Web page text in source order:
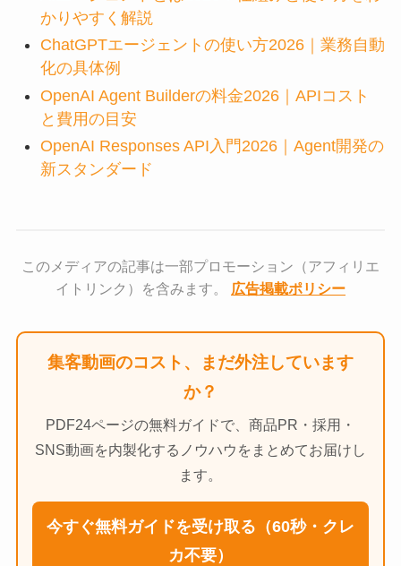
かりやすく解説
ChatGPTエージェントの使い方2026｜業務自動
化の具体例
OpenAI Agent Builderの料金2026｜APIコスト
と費用の目安
OpenAI Responses API入門2026｜Agent開発の
新スタンダード
このメディアの記事は一部プロモーション（アフィリエ
イトリンク）を含みます。 広告掲載ポリシー
集客動画のコスト、まだ外注しています
か？
PDF24ページの無料ガイドで、商品PR・採用・
SNS動画を内製化するノウハウをまとめてお届けし
ます。
今すぐ無料ガイドを受け取る（60秒・クレ
カ不要）